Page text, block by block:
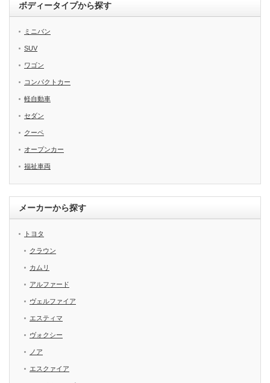
ボディータイプから探す
ミニバン
SUV
ワゴン
コンパクトカー
軽自動車
セダン
クーペ
オープンカー
福祉車両
メーカーから探す
トヨタ
クラウン
カムリ
アルファード
ヴェルファイア
エスティマ
ヴォクシー
ノア
エスクァイア